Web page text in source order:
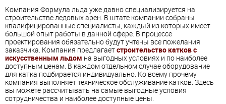
Компания Формула льда уже давно специализируется на
строительстве ледовых арен. В штате компании собраны
квалифицированные специалисты, каждый из которых имеет
большой опыт работы в данной сфере. В процессе
проектирования обязательно будут учтены все пожелания
заказчика. Компания предлагаетстроительство катков с
искусственным льдом на выгодных условиях и по наиболее
доступным ценам. В каждом отдельном случае оборудование
для катка подбирается индивидуально. Ко всему прочему
компания выполняет техническое обслуживание катков. Здесь
вы можете рассчитывать на самые выгодные условия
сотрудничества и наиболее доступные цены.